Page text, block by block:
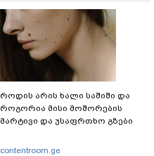
როდის არის ხალი საშიში და
როგორია მისი მოშორების
მარტივი და უსაფრთხო გზები
contentroom.ge